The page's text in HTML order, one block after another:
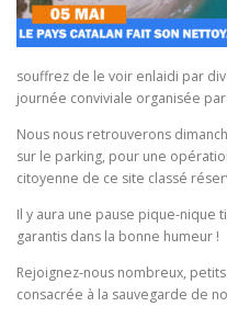
souffrez de le voir enlaidi par
journée conviviale organisée par
Nous nous retrouverons
sur le parking, pour une
citoyenne de ce site classé
Il y aura une pause pique-nique
garantis dans la bonne humeur !
Rejoignez-nous nombreux,
consacrée à la sauvegarde de